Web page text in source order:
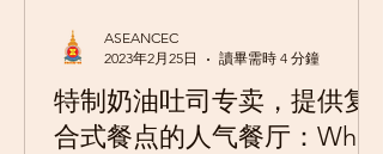
特制奶油吐司专卖，提供复
合式餐点的人气餐厅：White
ASEANCEC
2023年2月25日
讀畢需時 4 分鐘